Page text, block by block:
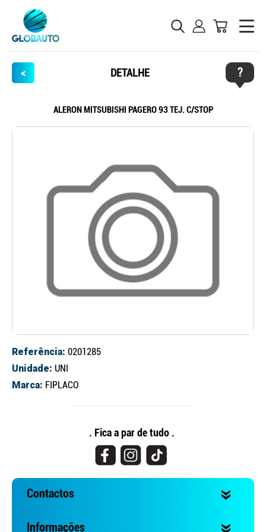
< DETALHE ?
ALERON MITSUBISHI PAGERO 93 TEJ. C/STOP
Referência: 0201285
Unidade: UNI
Marca: FIPLACO
. Fica a par de tudo .
Contactos
Informações